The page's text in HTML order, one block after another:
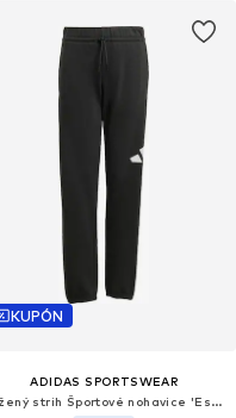
KUPÓN
ADIDAS SPORTSWEAR
Zúžený strih Športové nohavice 'Essentials'